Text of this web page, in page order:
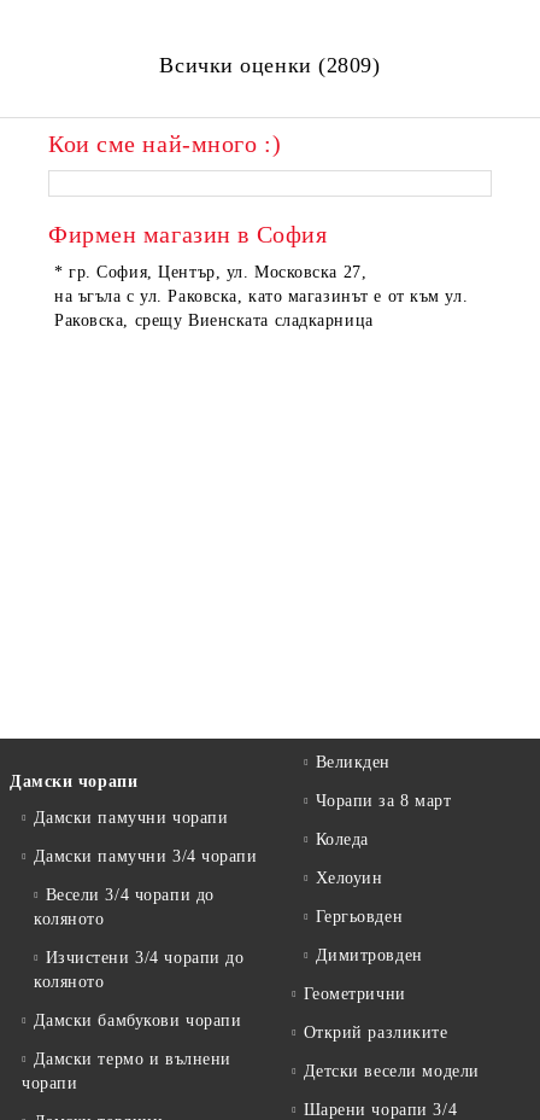
ПОРЪЧАНИ
Всички оценки (2809)
Кои сме най-много :)
Фирмен магазин в София
* гр. София, Център, ул. Московска 27,
на ъгъла с ул. Раковска, като магазинът е от към ул.
Раковска, срещу Виенската сладкарница
Дамски чорапи
Дамски памучни чорапи
Дамски памучни 3/4 чорапи
Весели 3/4 чорапи до
коляното
Изчистени 3/4 чорапи до
коляното
Дамски бамбукови чорапи
Дамски термо и вълнени
чорапи
Великден
Чорапи за 8 март
Коледа
Хелоуин
Гергьовден
Димитровден
Геометрични
Открий разликите
Детски весели модели
Шарени чорапи 3/4